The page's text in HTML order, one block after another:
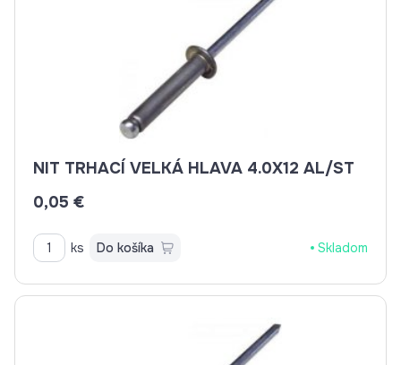
NIT TRHACÍ VELKÁ HLAVA 4.0X12 AL/ST
0,05 €
ks Do košíka Skladom